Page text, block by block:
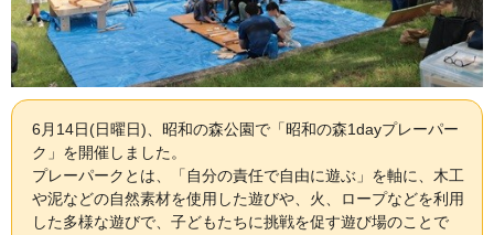
6月14日(日曜日)、昭和の森公園で「昭和の森1dayプレーパー
ク」を開催しました。
プレーパークとは、「自分の責任で自由に遊ぶ」を軸に、木工
や泥などの自然素材を使用した遊びや、火、ロープなどを利用
した多様な遊びで、子どもたちに挑戦を促す遊び場のことで